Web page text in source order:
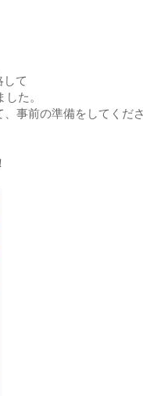
して
た。
事前の準備をしてくださ